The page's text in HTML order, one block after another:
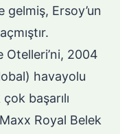
Ersoy’un
Otelleri’ni, 2004
havayolu
başarılı
Royal Belek